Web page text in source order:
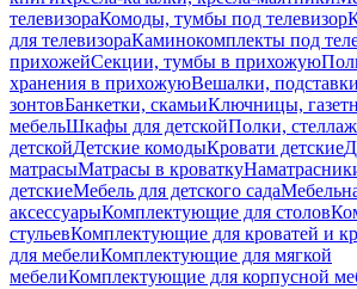
телевизораКомоды, тумбы под телевизор
для телевизораКаминокомплекты под
прихожейСекции, тумбы в прихожую
хранения в прихожуюВешалки,
зонтовБанкетки, скамьиКлючницы,
мебельШкафы для детскойПолки,
детскойДетские комодыКровати детские
матрасыМатрасы в кроватку
детскиеМебель для детского сада
аксессуарыКомплектующие для столов
стульевКомплектующие для кроватей и
для мебелиКомплектующие для мягкой
мебелиКомплектующие для корпусной